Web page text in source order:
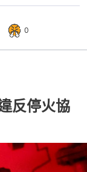
0
反停火協